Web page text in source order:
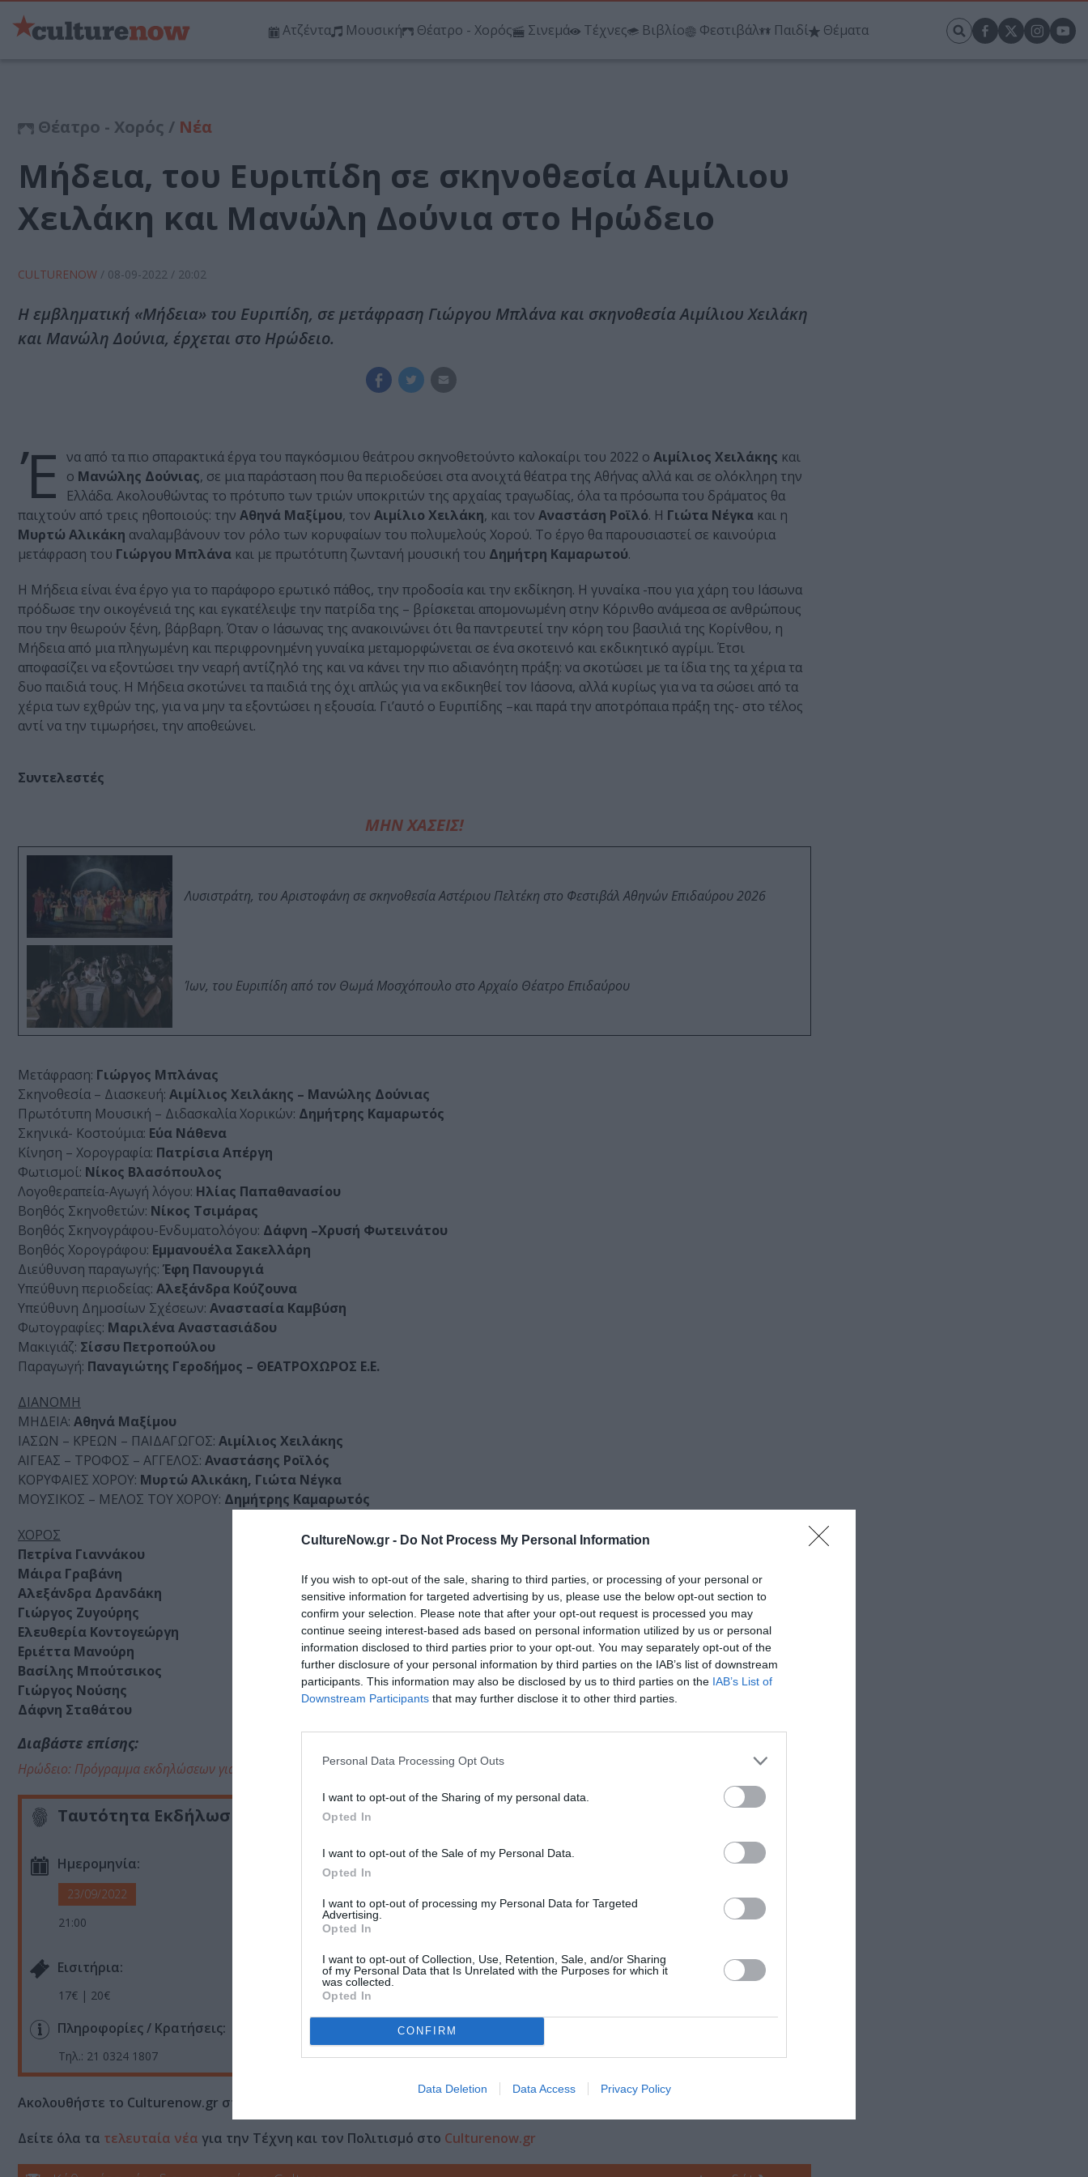
CultureNow.gr - Do Not Process My Personal Information
If you wish to opt-out of the sale, sharing to third parties, or processing of your personal or
sensitive information for targeted advertising by us, please use the below opt-out section to
confirm your selection. Please note that after your opt-out request is processed you may
continue seeing interest-based ads based on personal information utilized by us or personal
information disclosed to third parties prior to your opt-out. You may separately opt-out of the
further disclosure of your personal information by third parties on the IAB’s list of downstream
participants. This information may also be disclosed by us to third parties on the IAB’s List of
Downstream Participants that may further disclose it to other third parties.
Personal Data Processing Opt Outs
I want to opt-out of the Sharing of my personal data.
Opted In
I want to opt-out of the Sale of my Personal Data.
Opted In
I want to opt-out of processing my Personal Data for Targeted
Advertising.
Opted In
I want to opt-out of Collection, Use, Retention, Sale, and/or Sharing
of my Personal Data that Is Unrelated with the Purposes for which it
was collected.
Opted In
CONFIRM
Data Deletion Data Access Privacy Policy
Ατζέντα Μουσική Θέατρο - Χορός Σινεμά Τέχνες Βιβλίο Φεστιβάλ Παιδί Θέματα
Θέατρο - Χορός / Νέα
Μήδεια, του Ευριπίδη σε σκηνοθεσία Αιμίλιου
Χειλάκη και Μανώλη Δούνια στο Ηρώδειο
CULTURENOW / 08-09-2022 / 20:02
Η εμβληματική «Μήδεια» του Ευριπίδη, σε μετάφραση Γιώργου Μπλάνα και σκηνοθεσία Αιμίλιου Χειλάκη
και Μανώλη Δούνια, έρχεται στο Ηρώδειο.
Έ να από τα πιο σπαρακτικά έργα του παγκόσμιου θεάτρου σκηνοθετούντο καλοκαίρι του 2022 ο Αιμίλιος Χειλάκης και
ο Μανώλης Δούνιας, σε μια παράσταση που θα περιοδεύσει στα ανοιχτά θέατρα της Αθήνας αλλά και σε ολόκληρη την
Ελλάδα. Ακολουθώντας το πρότυπο των τριών υποκριτών της αρχαίας τραγωδίας, όλα τα πρόσωπα του δράματος θα
παιχτούν από τρεις ηθοποιούς: την Αθηνά Μαξίμου, τον Αιμίλιο Χειλάκη, και τον Αναστάση Ροϊλό. Η Γιώτα Νέγκα και η
Μυρτώ Αλικάκη αναλαμβάνουν τον ρόλο των κορυφαίων του πολυμελούς Χορού. Το έργο θα παρουσιαστεί σε καινούρια
μετάφραση του Γιώργου Μπλάνα και με πρωτότυπη ζωντανή μουσική του Δημήτρη Καμαρωτού.
Η Μήδεια είναι ένα έργο για το παράφορο ερωτικό πάθος, την προδοσία και την εκδίκηση. Η γυναίκα -που για χάρη του Ιάσωνα
πρόδωσε την οικογένειά της και εγκατέλειψε την πατρίδα της – βρίσκεται απομονωμένη στην Κόρινθο ανάμεσα σε ανθρώπους
που την θεωρούν ξένη, βάρβαρη. Όταν ο Ιάσωνας της ανακοινώνει ότι θα παντρευτεί την κόρη του βασιλιά της Κορίνθου, η
Μήδεια από μια πληγωμένη και περιφρονημένη γυναίκα μεταμορφώνεται σε ένα σκοτεινό και εκδικητικό αγρίμι. Έτσι
αποφασίζει να εξοντώσει την νεαρή αντίζηλό της και να κάνει την πιο αδιανόητη πράξη: να σκοτώσει με τα ίδια της τα χέρια τα
δυο παιδιά τους. Η Μήδεια σκοτώνει τα παιδιά της όχι απλώς για να εκδικηθεί τον Ιάσονα, αλλά κυρίως για να τα σώσει από τα
χέρια των εχθρών της, για να μην τα εξοντώσει η εξουσία. Γι’αυτό ο Ευριπίδης –και παρά την αποτρόπαια πράξη της- στο τέλος
αντί να την τιμωρήσει, την αποθεώνει.
Συντελεστές
ΜΗΝ ΧΑΣΕΙΣ!
Λυσιστράτη, του Αριστοφάνη σε σκηνοθεσία Αστέριου Πελτέκη στο Φεστιβάλ Αθηνών Επιδαύρου 2026
Ίων, του Ευριπίδη από τον Θωμά Μοσχόπουλο στο Αρχαίο Θέατρο Επιδαύρου
Μετάφραση: Γιώργος Μπλάνας
Σκηνοθεσία – Διασκευή: Αιμίλιος Χειλάκης – Μανώλης Δούνιας
Πρωτότυπη Μουσική – Διδασκαλία Χορικών: Δημήτρης Καμαρωτός
Σκηνικά- Κοστούμια: Εύα Νάθενα
Κίνηση – Χορογραφία: Πατρίσια Απέργη
Φωτισμοί: Νίκος Βλασόπουλος
Λογοθεραπεία-Αγωγή λόγου: Ηλίας Παπαθανασίου
Βοηθός Σκηνοθετών: Νίκος Τσιμάρας
Βοηθός Σκηνογράφου-Ενδυματολόγου: Δάφνη –Χρυσή Φωτεινάτου
Βοηθός Χορογράφου: Εμμανουέλα Σακελλάρη
Διεύθυνση παραγωγής: Έφη Πανουργιά
Υπεύθυνη περιοδείας: Αλεξάνδρα Κούζουνα
Υπεύθυνη Δημοσίων Σχέσεων: Αναστασία Καμβύση
Φωτογραφίες: Μαριλένα Αναστασιάδου
Μακιγιάζ: Σίσσυ Πετροπούλου
Παραγωγή: Παναγιώτης Γεροδήμος – ΘΕΑΤΡΟΧΩΡΟΣ Ε.Ε.
ΔΙΑΝΟΜΗ
ΜΗΔΕΙΑ: Αθηνά Μαξίμου
ΙΑΣΩΝ – ΚΡΕΩΝ – ΠΑΙΔΑΓΩΓΟΣ: Αιμίλιος Χειλάκης
ΑΙΓΕΑΣ – ΤΡΟΦΟΣ – ΑΓΓΕΛΟΣ: Αναστάσης Ροϊλός
ΚΟΡΥΦΑΙΕΣ ΧΟΡΟΥ: Μυρτώ Αλικάκη, Γιώτα Νέγκα
ΜΟΥΣΙΚΟΣ – ΜΕΛΟΣ ΤΟΥ ΧΟΡΟΥ: Δημήτρης Καμαρωτός
ΧΟΡΟΣ
Πετρίνα Γιαννάκου
Μάιρα Γραβάνη
Αλεξάνδρα Δρανδάκη
Γιώργος Ζυγούρης
Ελευθερία Κοντογεώργη
Εριέττα Μανούρη
Βασίλης Μπούτσικος
Γιώργος Νούσης
Δάφνη Σταθάτου
Διαβάστε επίσης:
Ηρώδειο: Πρόγραμμα εκδηλώσεων για το Φθινόπωρο του 2022
Ταυτότητα Εκδήλωσης
Ημερομηνία:
23/09/2022
21:00
Τοποθεσία:
Eισιτήρια:
17€ | 20€
Πληροφορίες / Κρατήσεις:
Τηλ.: 21 0324 1807
Ακολουθήστε το Culturenow.gr στο
Δείτε όλα τα τελευταία νέα για την Τέχνη και τον Πολιτισμό στο Culturenow.gr